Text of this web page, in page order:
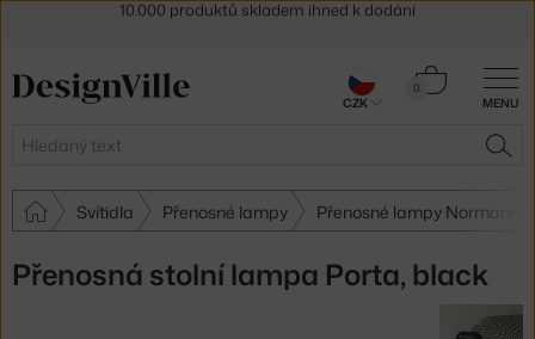
MENU
Hledat
0
Košík
Svítidla Přenosné lampy Přenosné lampy Normann
Přenosná stolní lampa Porta, black
30 dní na vrácení zboží
CZK